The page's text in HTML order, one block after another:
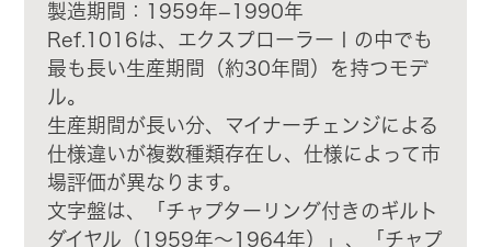
製造期間：1959年−1990年
Ref.1016は、エクスプローラーⅠの中でも
最も長い生産期間（約30年間）を持つモデ
ル。
生産期間が長い分、マイナーチェンジによる
仕様違いが複数種類存在し、仕様によって市
場評価が異なります。
文字盤は、「チャプターリング付きのギルト
ダイヤル（1959年〜1964年）」、「チャプ